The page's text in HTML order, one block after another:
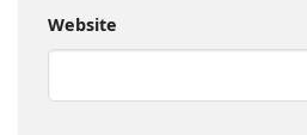
Website